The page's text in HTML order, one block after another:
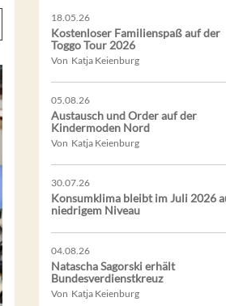
18.05.26
Kostenloser Familienspaß auf der
Toggo Tour 2026
Von Katja Keienburg
05.08.26
Austausch und Order auf der
Kindermoden Nord
Von Katja Keienburg
30.07.26
Konsumklima bleibt im Juli 2026
niedrigem Niveau
04.08.26
Natascha Sagorski erhält
Bundesverdienstkreuz
Von Katja Keienburg